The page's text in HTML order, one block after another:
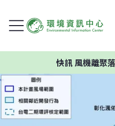
風機離聚落、學